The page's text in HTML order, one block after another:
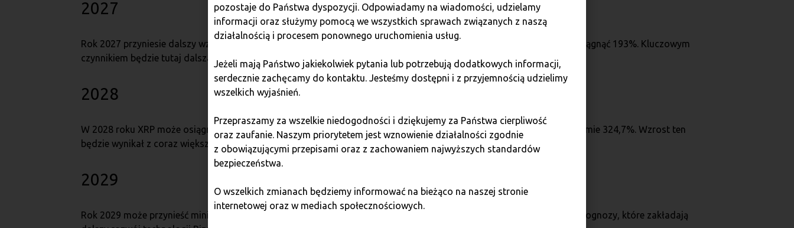
2027
Rok 2027 przyniesie dalszy wzrost, z minimalną ceną 7,18 USD, maksymalną 8,76 USD i średnią 7,44 USD. ROI może osiągnąć 193%. Kluczowym
czynnikiem będzie tutaj dalsza ekspansion XRP w międzynarodowych systemach płatności.
2028
W 2028 roku XRP może osiągnąć minimum 11,05 USD, maksimum 12,70 USD i średnią 11,35 USD, co daje ROI na poziomie 324,7%. Wzrost ten
będzie wynikał z coraz większej liczby partnerstw strategicznych Ripple z globalnymi instytucjami finansowymi.
2029
Rok 2029 może przynieść minimum 16,20 USD, maksimum 19,20 USD i średnią 16,65 USD, z ROI 542,1%. To ambitne prognozy, które zakładają
pozostaje do Państwa dyspozycji. Odpowiadamy na wiadomości, udzielamy
informacji oraz służymy pomocą we wszystkich sprawach związanych z naszą
działalnością i procesem ponownego uruchomienia usług.
Jeżeli mają Państwo jakiekolwiek pytania lub potrzebują dodatkowych informacji,
serdecznie zachęcamy do kontaktu. Jesteśmy dostępni i z przyjemnością udzielimy
wszelkich wyjaśnień.
Przepraszamy za wszelkie niedogodności i dziękujemy za Państwa cierpliwość
oraz zaufanie. Naszym priorytetem jest wznowienie działalności zgodnie
z obowiązującymi przepisami oraz z zachowaniem najwyższych standardów
bezpieczeństwa.
O wszelkich zmianach będziemy informować na bieżąco na naszej stronie
internetowej oraz w mediach społecznościowych.